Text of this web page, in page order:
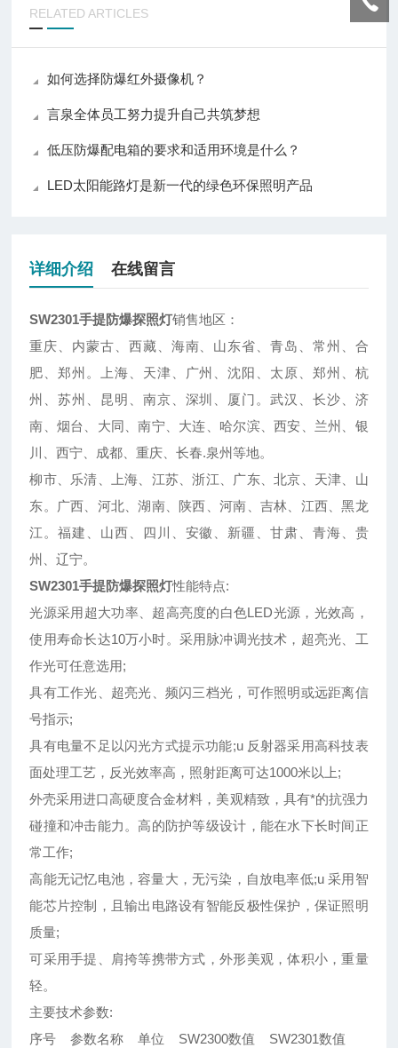
RELATED ARTICLES
如何选择防爆红外摄像机？
言泉全体员工努力提升自己共筑梦想
低压防爆配电箱的要求和适用环境是什么？
LED太阳能路灯是新一代的绿色环保照明产品
详细介绍 在线留言
SW2301手提防爆探照灯销售地区：
重庆、内蒙古、西藏、海南、山东省、青岛、常州、合
肥、郑州。上海、天津、广州、沈阳、太原、郑州、杭
州、苏州、昆明、南京、深圳、厦门。武汉、长沙、济
南、烟台、大同、南宁、大连、哈尔滨、西安、兰州、银
川、西宁、成都、重庆、长春.泉州等地。
柳市、乐清、上海、江苏、浙江、广东、北京、天津、山
东。广西、河北、湖南、陕西、河南、吉林、江西、黑龙
江。福建、山西、四川、安徽、新疆、甘肃、青海、贵
州、辽宁。
SW2301手提防爆探照灯性能特点:
光源采用超大功率、超高亮度的白色LED光源，光效高，
使用寿命长达10万小时。采用脉冲调光技术，超亮光、工
作光可任意选用;
具有工作光、超亮光、频闪三档光，可作照明或远距离信
号指示;
具有电量不足以闪光方式提示功能;u 反射器采用高科技表
面处理工艺，反光效率高，照射距离可达1000米以上;
外壳采用进口高硬度合金材料，美观精致，具有*的抗强力
碰撞和冲击能力。高的防护等级设计，能在水下长时间正
常工作;
高能无记忆电池，容量大，无污染，自放电率低;u 采用智
能芯片控制，且输出电路设有智能反极性保护，保证照明
质量;
可采用手提、肩挎等携带方式，外形美观，体积小，重量
轻。
主要技术参数:
序号 参数名称 单位 SW2300数值 SW2301数值